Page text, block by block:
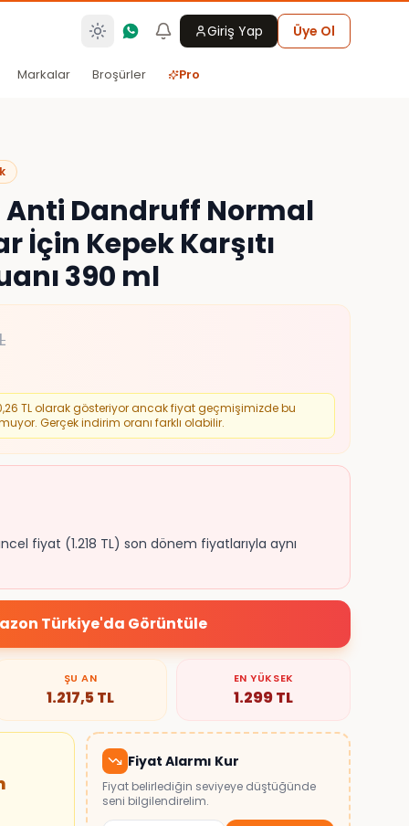
Giriş Yap Üye Ol
Markalar Broşürler Pro
Anti Dandruff Normal
İçin Kepek Karşıtı
390 ml
TL olarak gösteriyor ancak fiyat geçmişimizde bu
Gerçek indirim oranı farklı olabilir.
fiyat (1.218 TL) son dönem fiyatlarıyla aynı
Türkiye'da Görüntüle
ŞU AN
1.217,5TL
EN YÜKSEK
1.299TL
Fiyat Alarmı Kur
Fiyat belirlediğin seviyeye düştüğünde
seni bilgilendirelim.